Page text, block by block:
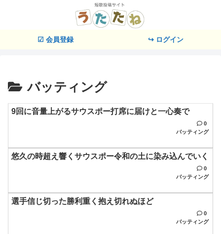
☑ 会員登録 ↪ ログイン
バッティング
9回に音量上がるサウスポー打席に届けと一心奏で
0
バッティング
悠久の時超え響くサウスポー令和の土に染み込んでいく
0
バッティング
選手信じ切った勝利重く抱え切れぬほど
0
バッティング